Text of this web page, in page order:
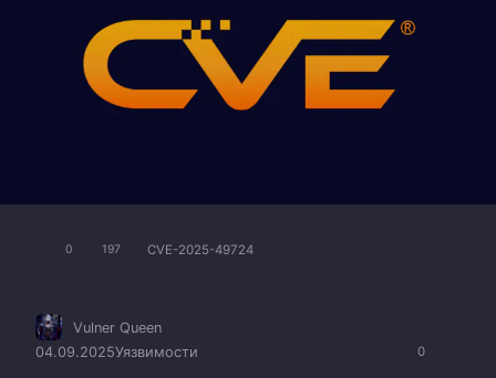
0 197 CVE-2025-49724
0
Vulner Queen
04.09.2025Уязвимости